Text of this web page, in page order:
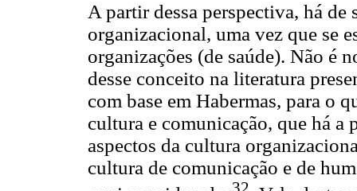
A partir dessa perspectiva, há
organizacional, uma vez que se
organizações (de saúde). Não é
desse conceito na literatura
com base em Habermas, para o
cultura e comunicação, que há
aspectos da cultura
cultura de comunicação e de